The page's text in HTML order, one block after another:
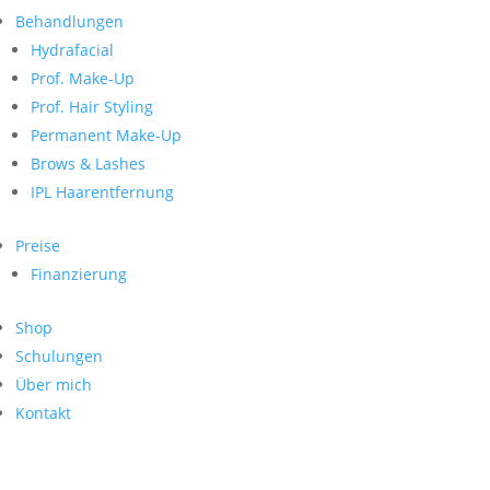
Behandlungen
Hydrafacial
Prof. Make-Up
Prof. Hair Styling
Permanent Make-Up
Brows & Lashes
IPL Haarentfernung
Preise
Finanzierung
Shop
Schulungen
Über mich
Kontakt
nach:
Neueste Kommentare
Archiv
Kategorien
Keine Kategorien
Meta
Anmelden
Feed der Einträge
WordPress.org
Search
nach:
Archive
Kontakt
Impressum
Datenschutz